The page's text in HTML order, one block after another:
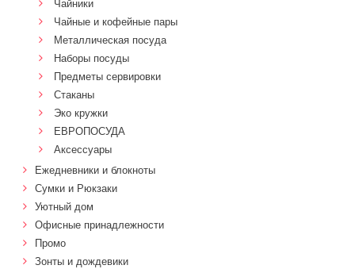
Чайники
Чайные и кофейные пары
Металлическая посуда
Наборы посуды
Предметы сервировки
Стаканы
Эко кружки
ЕВРОПОСУДА
Аксессуары
Ежедневники и блокноты
Сумки и Рюкзаки
Уютный дом
Офисные принадлежности
Промо
Зонты и дождевики